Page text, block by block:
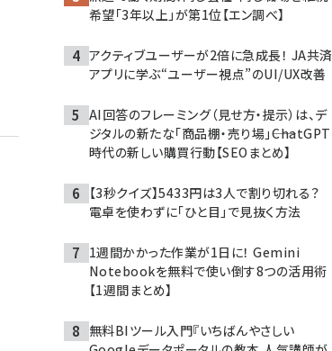
希望「3年以上」が第1位【エン調べ】
アクティブユーザーが2倍に急成長！ JA共済
アプリに学ぶ“ユーザー視点”のUI/UX改善
AI回答のフレーミング（見せ方・提示）は、デ
ジタルの新たな「商品棚・売り場」――ChatGPT
時代の新しい購買行動【SEOまとめ】
【3秒クイズ】5433円は3人で割り切れる？
電卓を使わずに「ひと目」で見抜く方法
1週間かかった作業が1日に！ Gemini
Notebookを無料で使い倒す8つの活用術
【1週間まとめ】
無料BIツール入門『いちばんやさしい